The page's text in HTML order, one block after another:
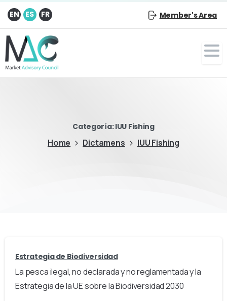
EN ES FR Member's Area
Categoría:IUU Fishing
Home Dictamens IUU Fishing
Estrategia de Biodiversidad
La pesca ilegal, no declarada y no reglamentada y la
Estrategia de la UE sobre la Biodiversidad 2030